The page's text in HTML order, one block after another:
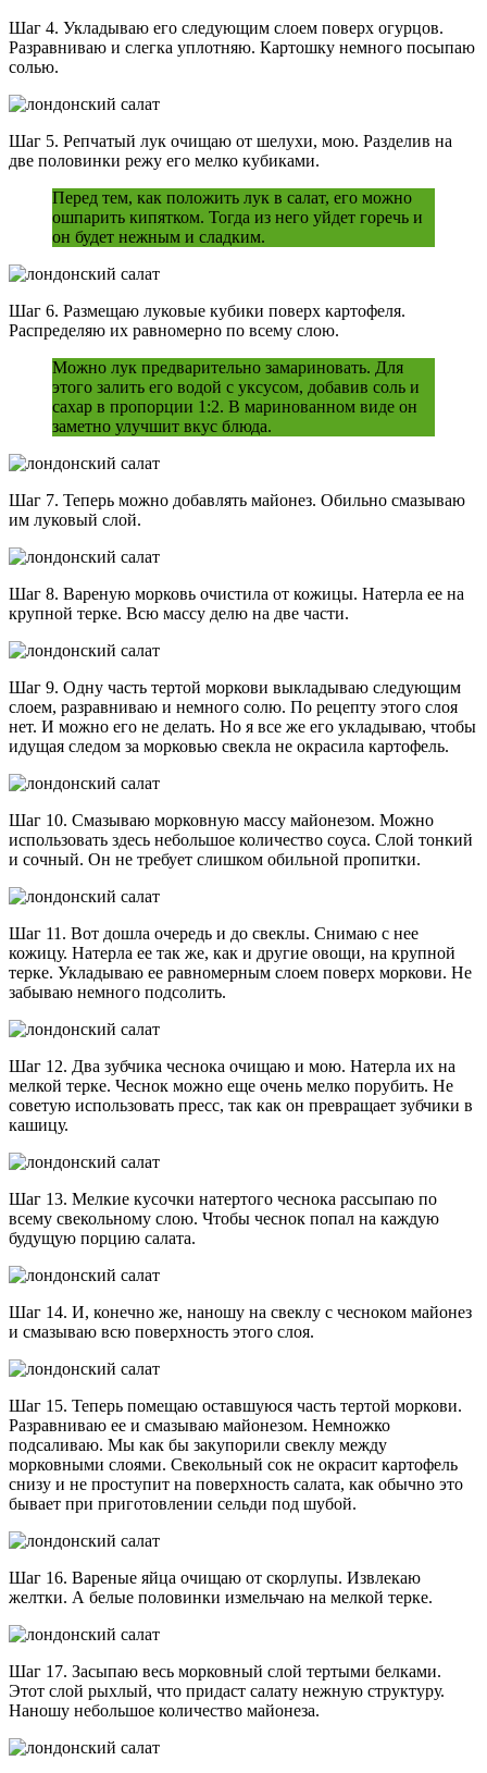
Шаг 4. Укладываю его следующим слоем поверх огурцов.
Разравниваю и слегка уплотняю. Картошку немного посыпаю
солью.
Шаг 5. Репчатый лук очищаю от шелухи, мою. Разделив на
две половинки режу его мелко кубиками.
Перед тем, как положить лук в салат, его можно
ошпарить кипятком. Тогда из него уйдет горечь и
он будет нежным и сладким.
Шаг 6. Размещаю луковые кубики поверх картофеля.
Распределяю их равномерно по всему слою.
Можно лук предварительно замариновать. Для
этого залить его водой с уксусом, добавив соль и
сахар в пропорции 1:2. В маринованном виде он
заметно улучшит вкус блюда.
Шаг 7. Теперь можно добавлять майонез. Обильно смазываю
им луковый слой.
Шаг 8. Вареную морковь очистила от кожицы. Натерла ее на
крупной терке. Всю массу делю на две части.
Шаг 9. Одну часть тертой моркови выкладываю следующим
слоем, разравниваю и немного солю. По рецепту этого слоя
нет. И можно его не делать. Но я все же его укладываю, чтобы
идущая следом за морковью свекла не окрасила картофель.
Шаг 10. Смазываю морковную массу майонезом. Можно
использовать здесь небольшое количество соуса. Слой тонкий
и сочный. Он не требует слишком обильной пропитки.
Шаг 11. Вот дошла очередь и до свеклы. Снимаю с нее
кожицу. Натерла ее так же, как и другие овощи, на крупной
терке. Укладываю ее равномерным слоем поверх моркови. Не
забываю немного подсолить.
Шаг 12. Два зубчика чеснока очищаю и мою. Натерла их на
мелкой терке. Чеснок можно еще очень мелко порубить. Не
советую использовать пресс, так как он превращает зубчики в
кашицу.
Шаг 13. Мелкие кусочки натертого чеснока рассыпаю по
всему свекольному слою. Чтобы чеснок попал на каждую
будущую порцию салата.
Шаг 14. И, конечно же, наношу на свеклу с чесноком майонез
и смазываю всю поверхность этого слоя.
Шаг 15. Теперь помещаю оставшуюся часть тертой моркови.
Разравниваю ее и смазываю майонезом. Немножко
подсаливаю. Мы как бы закупорили свеклу между
морковными слоями. Свекольный сок не окрасит картофель
снизу и не проступит на поверхность салата, как обычно это
бывает при приготовлении сельди под шубой.
Шаг 16. Вареные яйца очищаю от скорлупы. Извлекаю
желтки. А белые половинки измельчаю на мелкой терке.
Шаг 17. Засыпаю весь морковный слой тертыми белками.
Этот слой рыхлый, что придаст салату нежную структуру.
Наношу небольшое количество майонеза.